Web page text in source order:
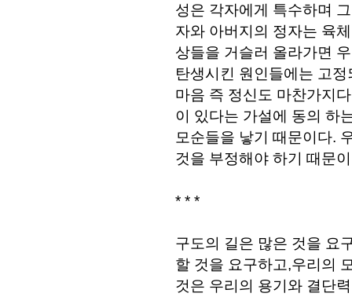
성은 각자에게 특수하며
자와 아버지의 정자는 육
상들을 거슬러 올라가면
탄생시킨 원인들에는 고
마음 즉 정신도 마찬가지
이 있다는 가설에 동의 하
모순들을 낳기 때문이다.
것을 부정해야 하기 때문
* * *
구도의 길은 많은 것을 요
할 것을 요구하고,우리의
것은 우리의 용기와 결단